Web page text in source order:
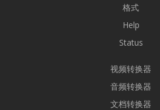
格式
Help
Status
视频转换器
音频转换器
文档转换器